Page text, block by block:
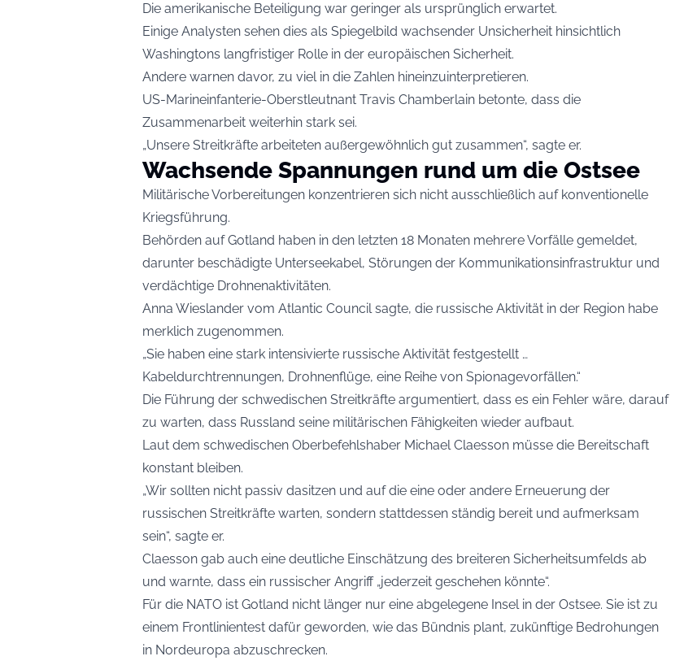
Die amerikanische Beteiligung war geringer als ursprünglich erwartet.
Einige Analysten sehen dies als Spiegelbild wachsender Unsicherheit hinsichtlich
Washingtons langfristiger Rolle in der europäischen Sicherheit.
Andere warnen davor, zu viel in die Zahlen hineinzuinterpretieren.
US-Marineinfanterie-Oberstleutnant Travis Chamberlain betonte, dass die
Zusammenarbeit weiterhin stark sei.
„Unsere Streitkräfte arbeiteten außergewöhnlich gut zusammen“, sagte er.
Wachsende Spannungen rund um die Ostsee
Militärische Vorbereitungen konzentrieren sich nicht ausschließlich auf konventionelle
Kriegsführung.
Behörden auf Gotland haben in den letzten 18 Monaten mehrere Vorfälle gemeldet,
darunter beschädigte Unterseekabel, Störungen der Kommunikationsinfrastruktur und
verdächtige Drohnenaktivitäten.
Anna Wieslander vom Atlantic Council sagte, die russische Aktivität in der Region habe
merklich zugenommen.
„Sie haben eine stark intensivierte russische Aktivität festgestellt …
Kabeldurchtrennungen, Drohnenflüge, eine Reihe von Spionagevorfällen.“
Die Führung der schwedischen Streitkräfte argumentiert, dass es ein Fehler wäre, darauf
zu warten, dass Russland seine militärischen Fähigkeiten wieder aufbaut.
Laut dem schwedischen Oberbefehlshaber Michael Claesson müsse die Bereitschaft
konstant bleiben.
„Wir sollten nicht passiv dasitzen und auf die eine oder andere Erneuerung der
russischen Streitkräfte warten, sondern stattdessen ständig bereit und aufmerksam
sein“, sagte er.
Claesson gab auch eine deutliche Einschätzung des breiteren Sicherheitsumfelds ab
und warnte, dass ein russischer Angriff „jederzeit geschehen könnte“.
Für die NATO ist Gotland nicht länger nur eine abgelegene Insel in der Ostsee. Sie ist zu
einem Frontlinientest dafür geworden, wie das Bündnis plant, zukünftige Bedrohungen
in Nordeuropa abzuschrecken.